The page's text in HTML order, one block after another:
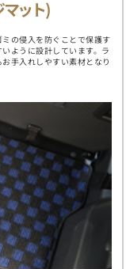
ット)
の侵入を防ぐことで保護す
ように設計しています。ラ
手入れしやすい素材となり